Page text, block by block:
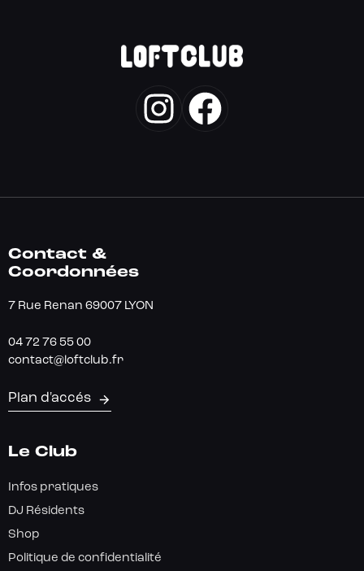
Contact &
Coordonnées
7 Rue Renan 69007 LYON
04 72 76 55 00
contact@loftclub.fr
Plan d'accés
Le Club
Infos pratiques
DJ Résidents
Shop
Politique de confidentialité